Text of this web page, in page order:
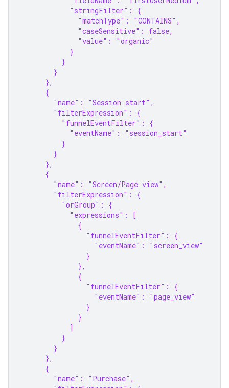
            "stringFilter": {
              "matchType": "CONTAINS",
              "caseSensitive": false,
              "value": "organic"
            }
          }
        }
      },
      {
        "name": "Session start",
        "filterExpression": {
          "funnelEventFilter": {
            "eventName": "session_start"
          }
        }
      },
      {
        "name": "Screen/Page view",
        "filterExpression": {
          "orGroup": {
            "expressions": [
              {
                "funnelEventFilter": {
                  "eventName": "screen_view"
                }
              },
              {
                "funnelEventFilter": {
                  "eventName": "page_view"
                }
              }
            ]
          }
        }
      },
      {
        "name": "Purchase",